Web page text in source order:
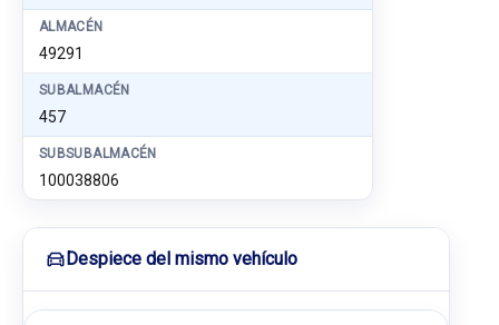
ALMACÉN
49291
SUBALMACÉN
457
SUBSUBALMACÉN
100038806
Despiece del mismo vehículo